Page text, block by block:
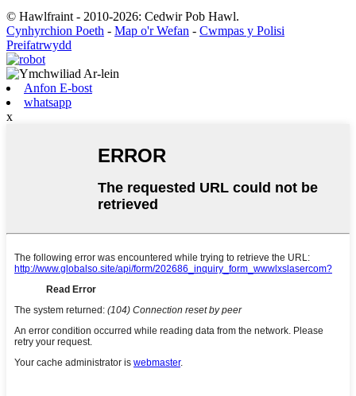
© Hawlfraint - 2010-2026: Cedwir Pob Hawl.
Cynhyrchion Poeth - Map o'r Wefan - Cwmpas y Polisi
Preifatrwydd
Anfon E-bost
whatsapp
x